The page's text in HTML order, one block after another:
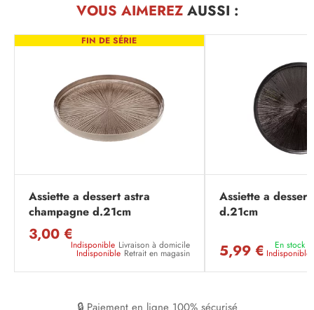
VOUS AIMEREZAUSSI :
FIN DE SÉRIE
Assiette a dessert astra
champagne d.21cm
3,00 €
Indisponible Livraison à domicile
Indisponible Retrait en magasin
Assiette a
d.21cm
5,99 € En stock
Indisponible